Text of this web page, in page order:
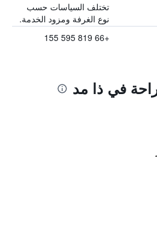
تختلف السياسات حسب
نوع الغرفة ومزود الخدمة.
+66 819 595 155
في ذا مد